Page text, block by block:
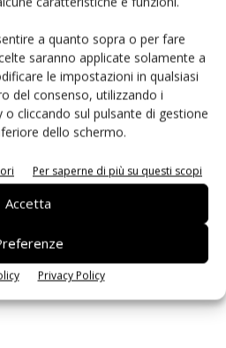
a quanto sopra o per fare
saranno applicate solamente a
le impostazioni in qualsiasi
del consenso, utilizzando i
o cliccando sul pulsante di gestione
dello schermo.
Per saperne di più su questi scopi
Accetta
Privacy Policy
2.800 assaggi alla HoliRun
quasi 3.000 studenti al
porta lo street food sul palco
concerti dell’estate